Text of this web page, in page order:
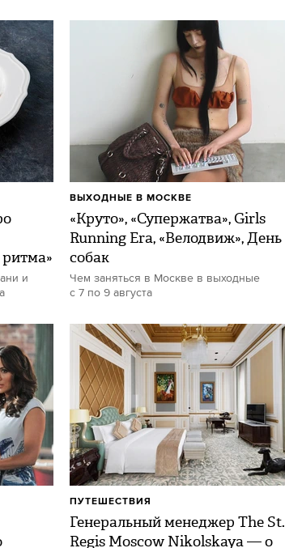
и
«Круто», «Супержатва», Girls
Running Era, «Велодвиж», День
собак
Чем заняться в Москве в выходные
с 7 по 9 августа
ВЫХОДНЫЕ В МОСКВЕ
Генеральный менеджер The St.
Regis Moscow Nikolskaya — о
ПУТЕШЕСТВИЯ